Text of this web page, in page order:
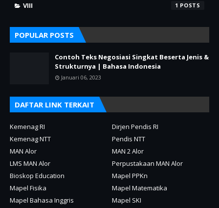
VIII 1
POPULAR POSTS
Contoh Teks Negosiasi Singkat Beserta Jenis &
Strukturnya | Bahasa Indonesia
Januari 06, 2023
DAFTAR LINK TERKAIT
Kemenag RI
Dirjen Pendis RI
Kemenag NTT
Pendis NTT
MAN Alor
MAN 2 Alor
LMS MAN Alor
Perpustakaan MAN Alor
Bioskop Education
Mapel PPKn
Mapel Fisika
Mapel Matematika
Mapel Bahasa Inggris
Mapel SKI